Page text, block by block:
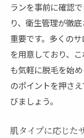
ランを事前に確認
り、衛生管理が徹
重要です。多くの
を用意しており、
も気軽に脱毛を始
のポイントを押さ
びましょう。
肌タイプに応じた